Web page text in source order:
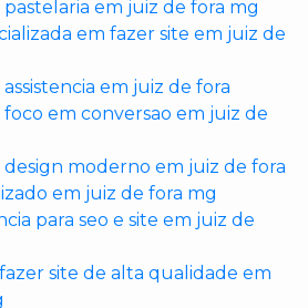
pastelaria em juiz de fora mg
em fazer site em juiz de
em juiz de fora
foco em conversao em juiz de
design moderno em juiz de fora
em juiz de fora mg
para seo e site em juiz de
site de alta qualidade em